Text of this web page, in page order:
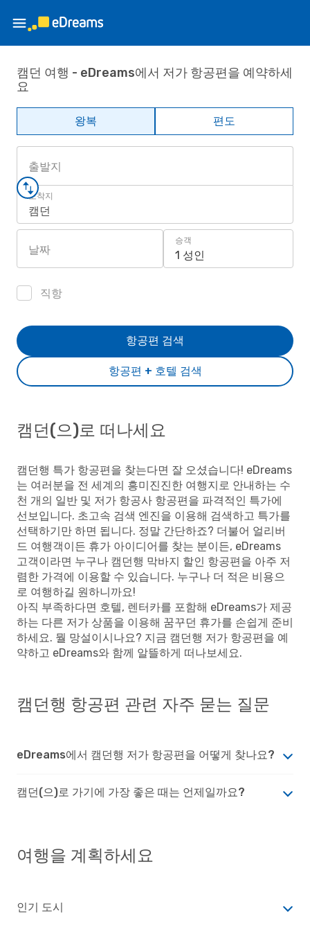
캠던 여행 - eDreams에서 저가 항공편을 예약하세
요
왕복 편도
출발지
도착지
캠던
날짜
승객
1 성인
직항
항공편 + 호텔 검색
항공편 검색
캠던(으)로 떠나세요
캠던행 특가 항공편을 찾는다면 잘 오셨습니다! eDreams
는 여러분을 전 세계의 흥미진진한 여행지로 안내하는 수
천 개의 일반 및 저가 항공사 항공편을 파격적인 특가에
선보입니다. 초고속 검색 엔진을 이용해 검색하고 특가를
선택하기만 하면 됩니다. 정말 간단하죠? 더불어 얼리버
드 여행객이든 휴가 아이디어를 찾는 분이든, eDreams
고객이라면 누구나 캠던행 막바지 할인 항공편을 아주 저
렴한 가격에 이용할 수 있습니다. 누구나 더 적은 비용으
로 여행하길 원하니까요!
아직 부족하다면 호텔, 렌터카를 포함해 eDreams가 제공
하는 다른 저가 상품을 이용해 꿈꾸던 휴가를 손쉽게 준비
하세요. 뭘 망설이시나요? 지금 캠던행 저가 항공편을 예
약하고 eDreams와 함께 알뜰하게 떠나보세요.
캠던행 항공편 관련 자주 묻는 질문
eDreams에서 캠던행 저가 항공편을 어떻게 찾나요?
캠던(으)로 가기에 가장 좋은 때는 언제일까요?
여행을 계획하세요
인기 도시